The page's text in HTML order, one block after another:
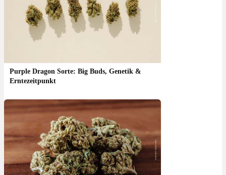
Purple Dragon Sorte: Big Buds, Genetik &
Erntezeitpunkt